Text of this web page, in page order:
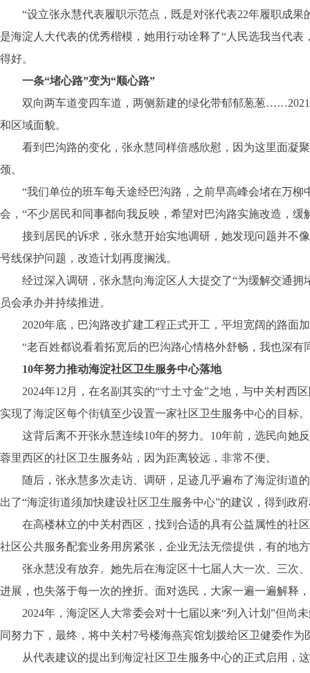
“设立张永慧代表履职示范点，既是对张代表22年履职成果
是海淀人大代表的优秀楷模，她用行动诠释了“人民选我当代
得好。
一条“堵心路”变为“顺心路”
双向两车道变四车道，两侧新建的绿化带郁郁葱葱……2021
和区域面貌。
看到巴沟路的变化，张永慧同样倍感欣慰，因为这里面凝聚
颈。
“我们单位的班车每天途经巴沟路，之前早高峰会堵在万柳
会，“不少居民和同事都向我反映，希望对巴沟路实施改造，缓
接到居民的诉求，张永慧开始实地调研，她发现问题并不像
号线保护问题，改造计划再度搁浅。
经过深入调研，张永慧向海淀区人大提交了“为缓解交通拥
员会承办并持续推进。
2020年底，巴沟路改扩建工程正式开工，平坦宽阔的路面
“老百姓都说看着拓宽后的巴沟路心情格外舒畅，我也深有
10年努力推动海淀社区卫生服务中心落地
2024年12月，在名副其实的“寸土寸金”之地，与中关村西
实现了海淀区每个街镇至少设置一家社区卫生服务中心的目标。
这背后离不开张永慧连续10年的努力。10年前，选民向她
蓉里西区的社区卫生服务站，因为距离较远，非常不便。
随后，张永慧多次走访、调研，足迹几乎遍布了海淀街道的
出了“海淀街道须加快建设社区卫生服务中心”的建议，得到政
在高楼林立的中关村西区，找到合适的具有公益属性的社区
社区公共服务配套业务用房紧张，企业无法无偿提供，有的地
张永慧没有放弃。她先后在海淀区十七届人大一次、三次、
进展，也失落于每一次的挫折。面对选民，大家一遍一遍解释
2024年，海淀区人大常委会对十七届以来“列入计划”但尚未
同努力下，最终，将中关村7号楼海燕宾馆划拨给区卫健委作
从代表建议的提出到海淀社区卫生服务中心的正式启用，这